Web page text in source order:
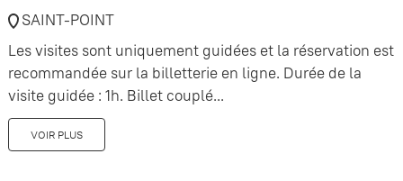
SAINT-POINT
Les visites sont uniquement guidées et la réservation est
recommandée sur la billetterie en ligne. Durée de la
visite guidée : 1h. Billet couplé...
VOIR PLUS